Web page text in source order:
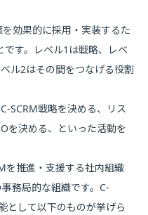
効果的に採用・実装するた
す。レベル1は戦略、レベ
ル2はその間をつなげる役割
SCRM戦略を決める、リス
を決める、といった活動を
を推進・支援する社内組織
務局的な組織です。C-
として以下のものが挙げら